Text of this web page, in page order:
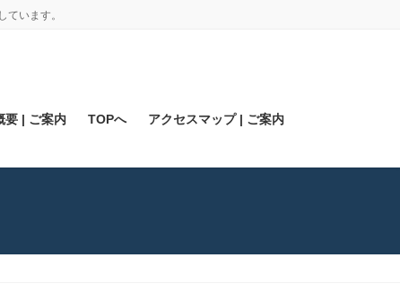
います。
要 | ご案内 TOPへ アクセスマップ | ご案内